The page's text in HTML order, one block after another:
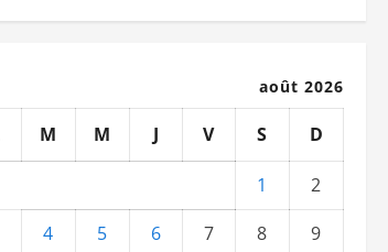
août 2026
M M J V S D
1
2
4 5 6 7 8
9